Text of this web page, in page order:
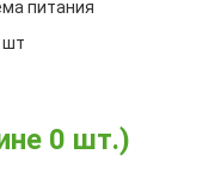
питания
шт
0 шт.)